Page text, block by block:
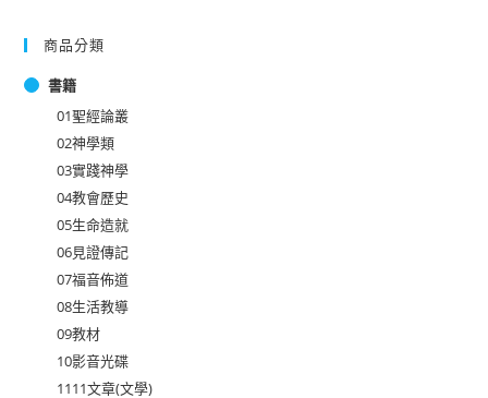
商品分類
書籍
01聖經論叢
02神學類
03實踐神學
04教會歷史
05生命造就
06見證傳記
07福音佈道
08生活教導
09教材
10影音光碟
1111文章(文學)